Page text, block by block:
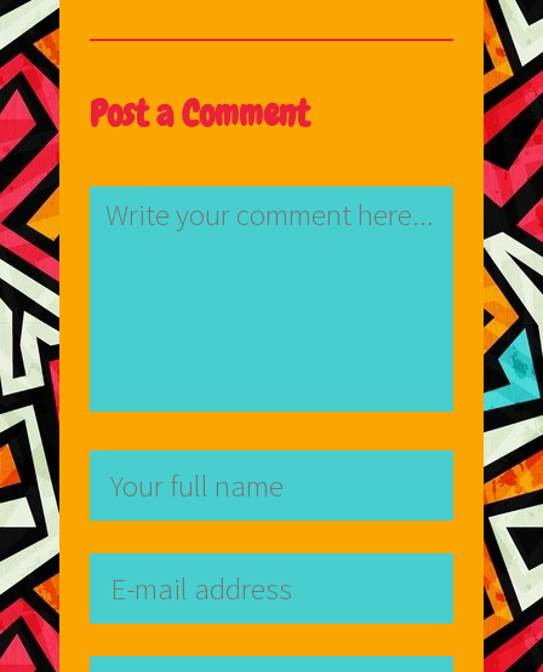
Post a Comment